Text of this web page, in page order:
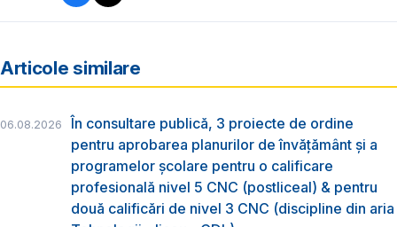
Articole similare
06.08.2026
În consultare publică, 3 proiecte de ordine
pentru aprobarea planurilor de învățământ și a
programelor școlare pentru o calificare
profesională nivel 5 CNC (postliceal) & pentru
două calificări de nivel 3 CNC (discipline din aria